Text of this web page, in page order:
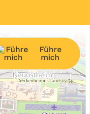
Führe
mich